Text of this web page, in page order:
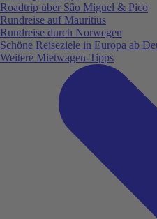
Roadtrip über São Miguel & Pico
Rundreise auf Mauritius
Rundreise durch Norwegen
Schöne Reiseziele in Europa ab
Weitere Mietwagen-Tipps